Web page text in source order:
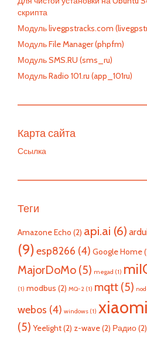
скрипта
Модуль livegpstracks.com
Модуль File Manager (phpfm)
Модуль SMS.RU (sms_ru)
Модуль Radio 101.ru (app_101ru)
Карта сайта
Ссылка
Теги
Amazone Echo (2) api.ai (6)
(9)esp8266 (4) Google Home
MajorDoMo (5) megad (1)
(1) modbus (2) MQ-2 (1) mqtt (5)
webos (4) windows (1) xiaomi
(5) Yeelight(2) z-wave(2) Радио(2)